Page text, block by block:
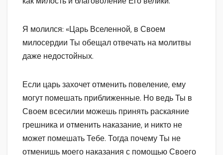
Я молился: «Царь Вселенной, в Своем
милосердии Ты обещал отвечать на молитвы
даже недостойных.
Если царь захочет отменить повеление, ему
могут помешать приближенные. Но ведь Ты в
Своем всесилии можешь принять раскаяние
грешника и отменить наказание, и никто не
может помешать Тебе. Тогда почему Ты не
отменишь моего наказания с помощью Своего